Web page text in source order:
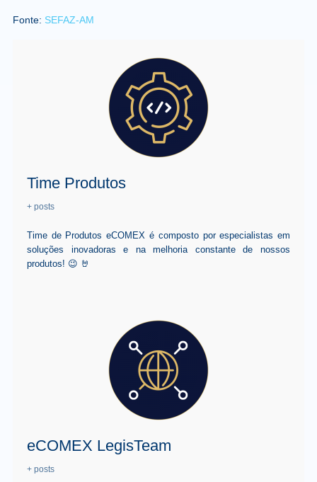
Fonte: SEFAZ-AM
Time Produtos
+ posts
Time de Produtos eCOMEX é composto por especialistas em
soluções inovadoras e na melhoria constante de nossos
produtos! 😉 🤘
eCOMEX LegisTeam
+ posts